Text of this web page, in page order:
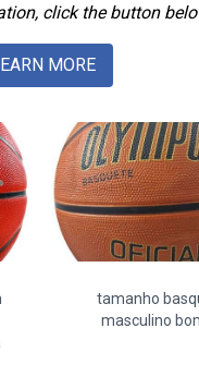
click the button
MORE
tamanho
masculino